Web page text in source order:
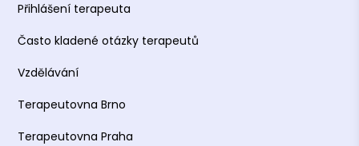
Přihlášení terapeuta
Často kladené otázky terapeutů
Vzdělávání
Terapeutovna Brno
Terapeutovna Praha